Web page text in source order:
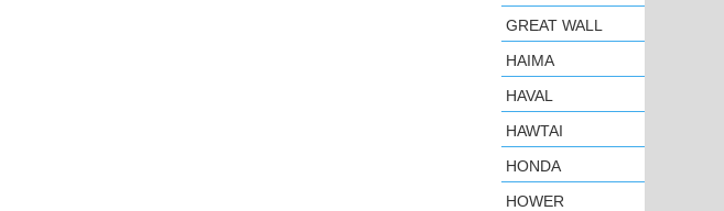
GREAT WALL
HAIMA
HAVAL
HAWTAI
HONDA
HOWER